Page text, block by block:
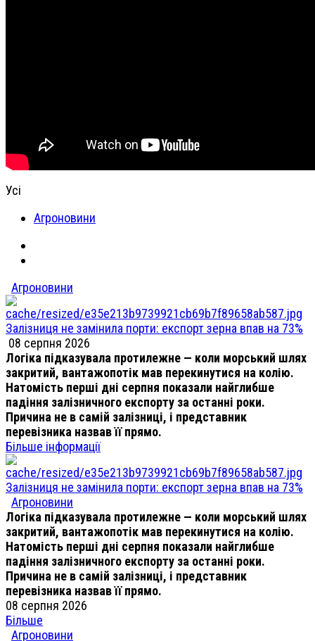
Усі
Агроновини
Агроновини
Залізниця не замінила порти: експорт зерна впав на 73%
08 серпня 2026
Логіка підказувала протилежне — коли морський шлях
закритий, вантажопотік мав перекинутися на колію.
Натомість перші дні серпня показали найглибше
падіння залізничного експорту за останні роки.
Причина не в самій залізниці, і представник
перевізника назвав її прямо.
Більше інформації
Залізниця не замінила порти: експорт зерна впав на 73%
Агроновини
Логіка підказувала протилежне — коли морський шлях
закритий, вантажопотік мав перекинутися на колію.
Натомість перші дні серпня показали найглибше
падіння залізничного експорту за останні роки.
Причина не в самій залізниці, і представник
перевізника назвав її прямо.
08 серпня 2026
Більше
Агроновини